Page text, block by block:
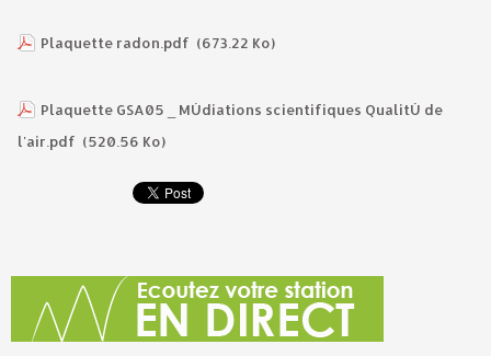
Plaquette radon.pdf (673.22 Ko)
Plaquette GSA05 _ MÚdiations scientifiques QualitÚ de
l'air.pdf (520.56 Ko)